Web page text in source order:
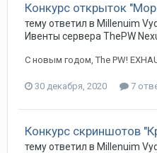
Конкурс открыток
тему ответил в Millenuim
Ивенты сервера ThePW
С новым годом, The PW!
30 декабря, 2020 7
Конкурс скриншотов
тему ответил в Millenuim